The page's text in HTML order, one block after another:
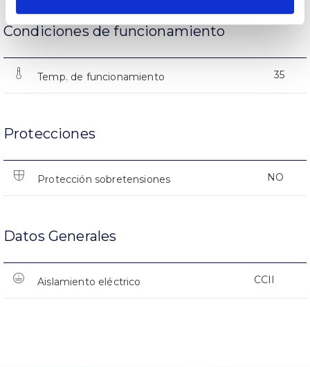
Condiciones de funcionamiento
Temp. de funcionamiento 35
Protecciones
Protección sobretensiones NO
Datos Generales
Aislamiento eléctrico CCII